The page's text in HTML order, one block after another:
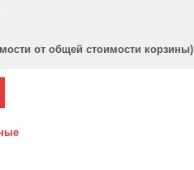
от общей стоимости корзины)